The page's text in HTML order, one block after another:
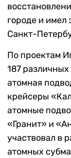
городе и имел
Санкт-
По проектам
187
атомная
крейсеры
атомные
«Гранит» и
участвовал в
атомных